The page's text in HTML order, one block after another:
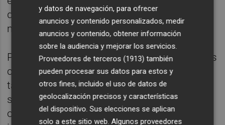
de la inteligencia artificial y un contexto
macroeconómico favorable.
Para el resto de mercados, tanto emergentes
como Japón o China, prefiere una posición
también neutral de cara al segundo
semestre del ejercicio, si bien identifica
oportunidades de construcción de
y datos de navegación, para ofrecer
anuncios y contenido personalizados, medir
anuncios y contenido, obtener información
sobre la audiencia y mejorar los servicios.
Proveedores de terceros (1913) también
pueden procesar sus datos para estos y
otros fines, incluido el uso de datos de
geolocalización precisos y características
del dispositivo. Sus elecciones se aplican
solo a este sitio web. Algunos proveedores